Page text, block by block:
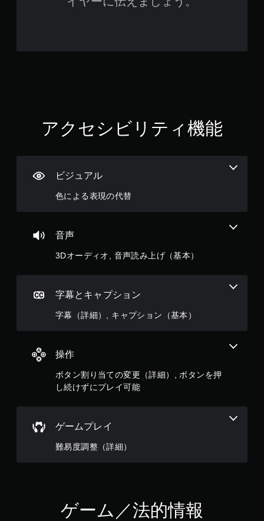
アクセシビリティ機能
ビジュアル
色による表現の代替
音声
3Dオーディオ, 音声読み上げ（基本）
字幕とキャプション
字幕（詳細）, キャプション（基本）
操作
ボタン割り当ての変更（詳細）, ボタンを押
し続けずにプレイ可能
ゲームプレイ
難易度調整（詳細）
ゲーム／法的情報